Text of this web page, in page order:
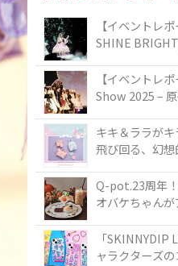
【イベントレ
SHINE
TOKYO
【イベントレ
Show 2025 –
キキ＆ララが
飛び回る、幻
50周年アニバ
たコレクショ
Q-pot.23周年
オバケちゃん
ー」が新発売
ゃのオバケー
「SKINNYDIP
ャラクターズ